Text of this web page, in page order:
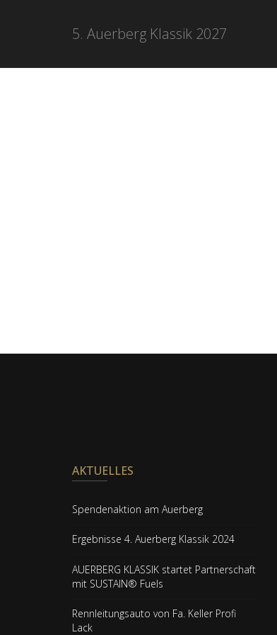
5. Auerberg Klassik 2027
AKTUELLES
Spendenaktion am Auerberg
Ergebnisse 4. Auerberg Klassik 2024
AUERBERG KLASSIK startet Partnerschaft
mit SUSTAIN® Fuels
Rennleitungsauto von Fa. Keller Profi
Lack